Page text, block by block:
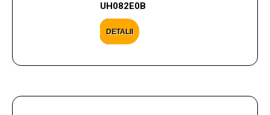
UH082E0B
DETALII